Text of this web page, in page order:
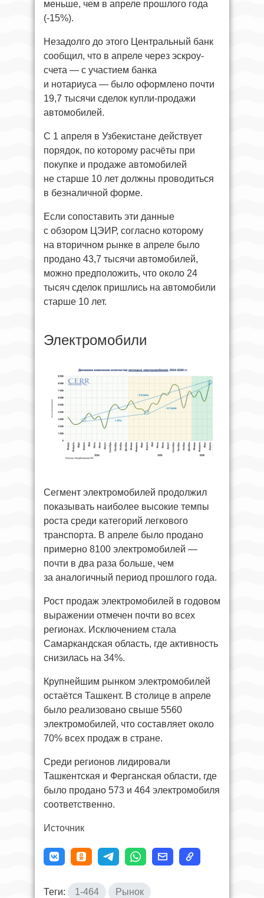
меньше, чем в апреле прошлого года
(-15%).
Незадолго до этого Центральный банк
сообщил, что в апреле через эскроу-
счета — с участием банка
и нотариуса — было оформлено почти
19,7 тысячи сделок купли-продажи
автомобилей.
С 1 апреля в Узбекистане действует
порядок, по которому расчёты при
покупке и продаже автомобилей
не старше 10 лет должны проводиться
в безналичной форме.
Если сопоставить эти данные
с обзором ЦЭИР, согласно которому
на вторичном рынке в апреле было
продано 43,7 тысячи автомобилей,
можно предположить, что около 24
тысяч сделок пришлись на автомобили
старше 10 лет.
Электромобили
Сегмент электромобилей продолжил
показывать наиболее высокие темпы
роста среди категорий легкового
транспорта. В апреле было продано
примерно 8100 электромобилей —
почти в два раза больше, чем
за аналогичный период прошлого года.
Рост продаж электромобилей в годовом
выражении отмечен почти во всех
регионах. Исключением стала
Самаркандская область, где активность
снизилась на 34%.
Крупнейшим рынком электромобилей
остаётся Ташкент. В столице в апреле
было реализовано свыше 5560
электромобилей, что составляет около
70% всех продаж в стране.
Среди регионов лидировали
Ташкентская и Ферганская области, где
было продано 573 и 464 электромобиля
соответственно.
Источник
Теги: 1-464 Рынок